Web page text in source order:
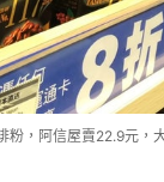
粉，阿信屋賣22.9元，